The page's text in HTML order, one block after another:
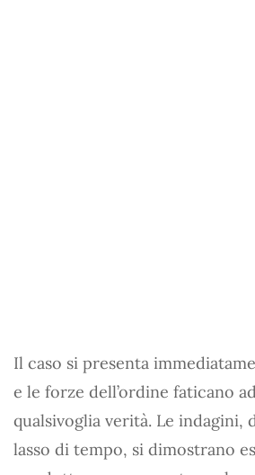
Il caso si presenta
e le forze dell’ordine faticano
qualsivoglia verità. Le indagini,
lasso di tempo, si dimostrano